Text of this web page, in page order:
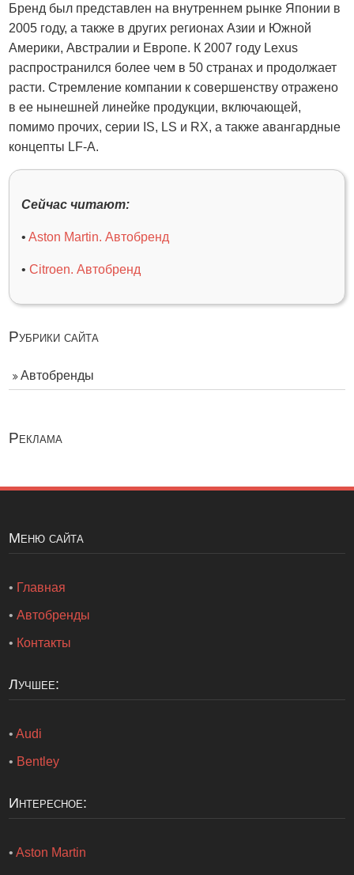
Бренд был представлен на внутреннем рынке Японии в
2005 году, а также в других регионах Азии и Южной
Америки, Австралии и Европе. К 2007 году Lexus
распространился более чем в 50 странах и продолжает
расти. Стремление компании к совершенству отражено
в ее нынешней линейке продукции, включающей,
помимо прочих, серии IS, LS и RX, а также авангардные
концепты LF-A.
Сейчас читают:
•Aston Martin. Автобренд
•Citroen. Автобренд
Рубрики сайта
Автобренды
Реклама
Меню сайта
• Главная
•Автобренды
• Контакты
Лучшее:
•Audi
• Bentley
Интересное:
•Aston Martin